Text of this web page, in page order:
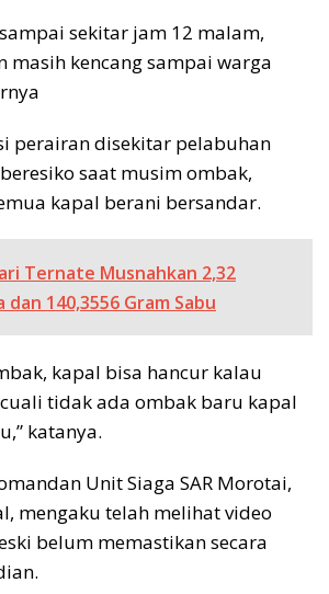
sekitar jam 12 malam,
masih kencang sampai warga
perairan disekitar pelabuhan
saat musim ombak,
kapal berani bersandar.
Ternate Musnahkan 2,32
dan 140,3556 Gram Sabu
kapal bisa hancur kalau
tidak ada ombak baru kapal
katanya.
Unit Siaga SAR Morotai,
mengaku telah melihat video
belum memastikan secara